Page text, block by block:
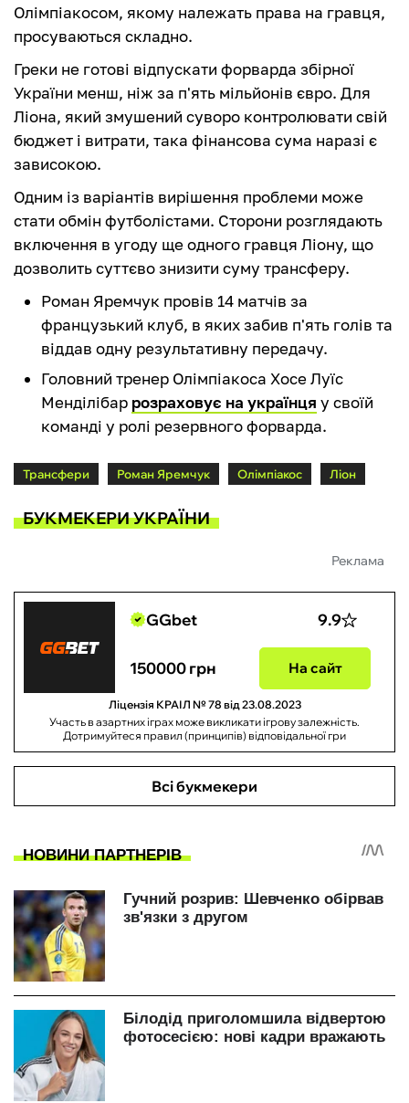
Олімпіакосом, якому належать права на гравця,
просуваються складно.
Греки не готові відпускати форварда збірної
України менш, ніж за п'ять мільйонів євро. Для
Ліона, який змушений суворо контролювати свій
бюджет і витрати, така фінансова сума наразі є
зависокою.
Одним із варіантів вирішення проблеми може
стати обмін футболістами. Сторони розглядають
включення в угоду ще одного гравця Ліону, що
дозволить суттєво знизити суму трансферу.
Роман Яремчук провів 14 матчів за
французький клуб, в яких забив п'ять голів та
віддав одну результативну передачу.
Головний тренер Олімпіакоса Хосе Луїс
Менділібар розраховує на українця у своїй
команді у ролі резервного форварда.
Трансфери Роман Яремчук Олімпіакос Ліон
БУКМЕКЕРИ УКРАЇНИ
Реклама
GGbet 9.9
150000 грн На сайт
Ліцензія КРАІЛ № 78 від 23.08.2023
Участь в азартних іграх може викликати ігрову залежність.
Дотримуйтеся правил (принципів) відповідальної гри
Всі букмекери